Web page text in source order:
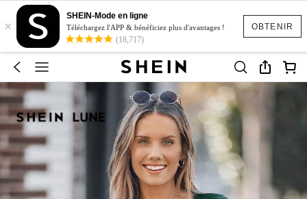
OBTENIR
×
SHEIN-Mode en ligne
Téléchargez l'APP & bénéficiez plus d'avantages !
(18,717)